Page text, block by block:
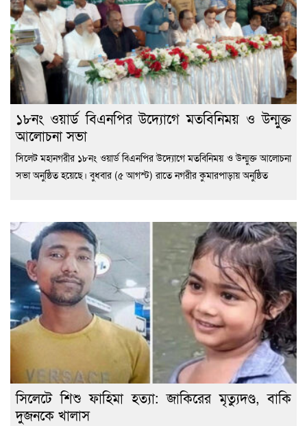
১৮নং ওয়ার্ড বিএনপির উদ্যোগে মতবিনিময় ও উন্মুক্ত
আলোচনা সভা
সিলেট মহানগরীর ১৮নং ওয়ার্ড বিএনপির উদ্যোগে মতবিনিময় ও উন্মুক্ত আলোচনা
সভা অনুষ্ঠিত হয়েছে। বুধবার (৫ আগস্ট) রাতে নগরীর কুমারপাড়ায় অনুষ্ঠিত
সিলেটে শিশু ফাহিমা হত্যা: জাকিরের মৃত্যুদণ্ড, বাকি
দুজনকে খালাস